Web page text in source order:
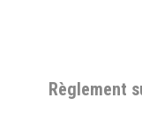
Règlement